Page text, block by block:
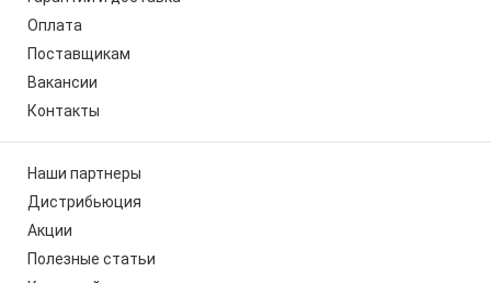
Оплата
Поставщикам
Вакансии
Контакты
Наши партнеры
Дистрибьюция
Акции
Полезные статьи